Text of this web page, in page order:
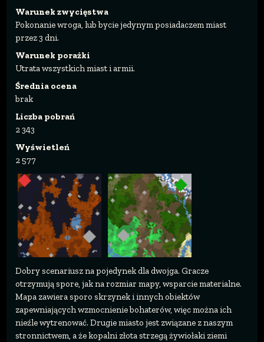
Warunek zwycięstwa
Pokonanie wroga, lub bycie jedynym posiadaczem miast
przez 3 dni.
Warunek porażki
Utrata wszystkich miast i armii.
Średnia ocena
brak
Liczba pobrań
2 343
Wyświetleń
2 577
Dobry scenariusz na pojedynek dla dwojga. Gracze
otrzymują spore, jak na rozmiar mapy, wsparcie materialne.
Mapa zawiera sporo skrzynek i innych obiektów
zapewniających wzmocnienie bohaterów, więc można ich
nieźle wytrenować. Drugie miasto jest związane z naszym
stronnictwem, a że kopalni złota strzegą żywiołaki ziemi